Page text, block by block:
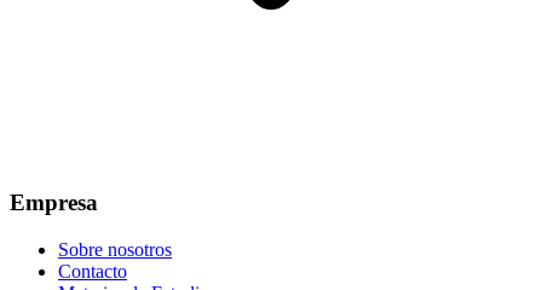
Empresa
Sobre nosotros
Contacto